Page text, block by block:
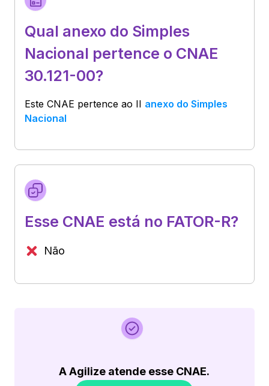
Qual anexo do Simples
Nacional pertence o CNAE
30.121-00?
Este CNAE pertence ao II anexo do Simples
Nacional
Esse CNAE está no FATOR-R?
Não
A Agilize atende esse CNAE.